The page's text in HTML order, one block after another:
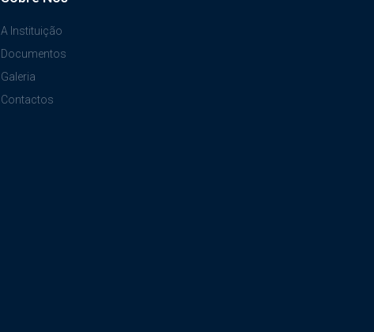
A Instituição
Documentos
Galeria
Contactos